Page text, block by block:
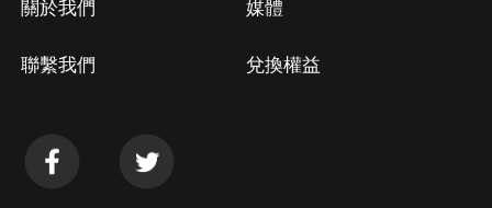
關於我們
聯繫我們
媒體
兌換權益